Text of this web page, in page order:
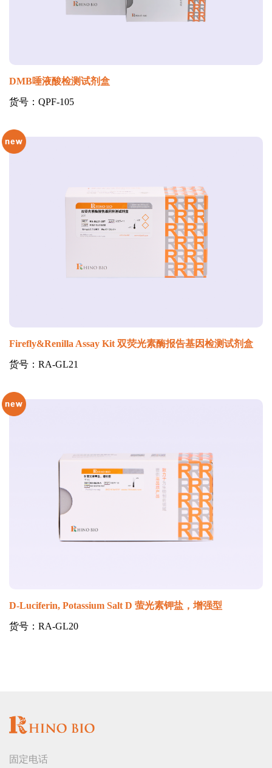
DMB唾液酸检测试剂盒
货号：QPF-105
Firefly&Renilla Assay Kit 双荧光素酶报告基因检测试剂盒
货号：RA-GL21
D-Luciferin, Potassium Salt D 萤光素钾盐，增强型
货号：RA-GL20
固定电话